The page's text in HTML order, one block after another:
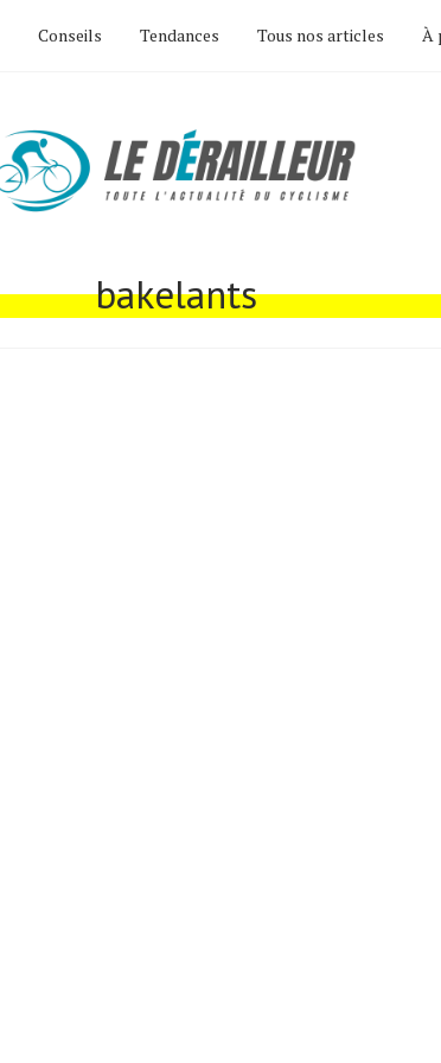
Conseils Tendances Tous nos articles À
bakelants